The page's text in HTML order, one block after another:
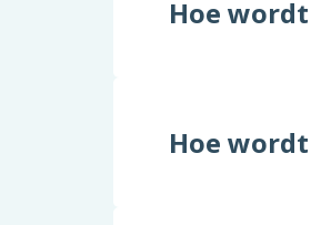
Hoe
Hoe